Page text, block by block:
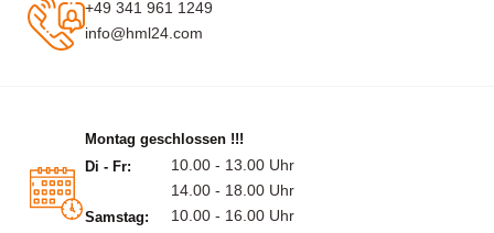
+49 341 961 1249
info@hml24.com
Montag geschlossen !!!
Di - Fr:
10.00 - 13.00 Uhr
14.00 - 18.00 Uhr
Samstag: 10.00 - 16.00 Uhr